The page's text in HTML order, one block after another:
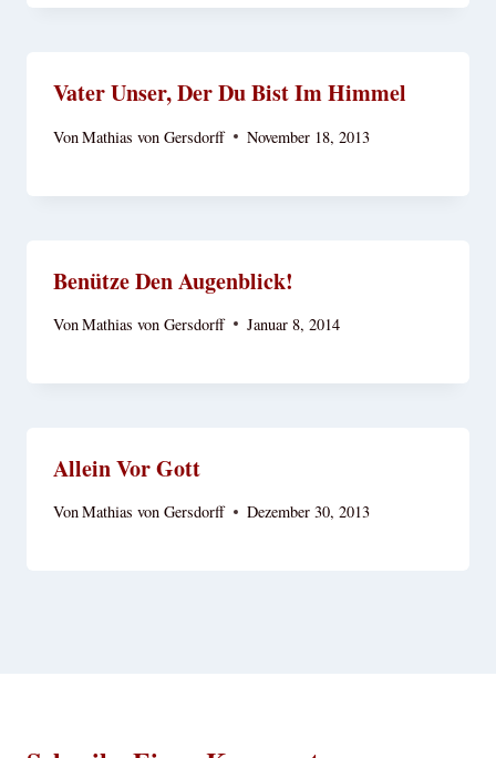
Vater Unser, Der Du Bist Im Himmel
VonMathias von Gersdorff November 18, 2013
Benütze Den Augenblick!
VonMathias von Gersdorff Januar 8, 2014
Allein Vor Gott
VonMathias von Gersdorff Dezember 30, 2013